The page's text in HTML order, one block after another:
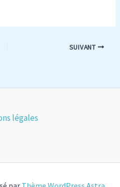
SUIVANT
légales